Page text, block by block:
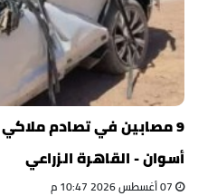
9 مصابين في تصادم
أسوان - القاهرة الزراعي